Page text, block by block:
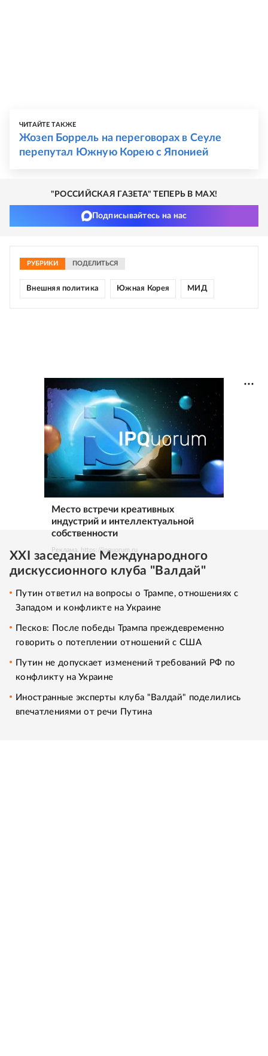
ЧИТАЙТЕ ТАКЖЕ
Жозеп Боррель на переговорах в Сеуле
перепутал Южную Корею с Японией
"РОССИЙСКАЯ ГАЗЕТА" ТЕПЕРЬ В MAX!
Подписывайтесь на нас
РУБРИКИ ПОДЕЛИТЬСЯ
Внешняя политика Южная Корея МИД
Место встречи креативных
индустрий и интеллектуальной
собственности
Реклама. https://ipquorum.ru
XXI заседание Международного
дискуссионного клуба "Валдай"
Путин ответил на вопросы о Трампе, отношениях с
Западом и конфликте на Украине
Песков: После победы Трампа преждевременно
говорить о потеплении отношений с США
Путин не допускает изменений требований РФ по
конфликту на Украине
Иностранные эксперты клуба "Валдай" поделились
впечатлениями от речи Путина